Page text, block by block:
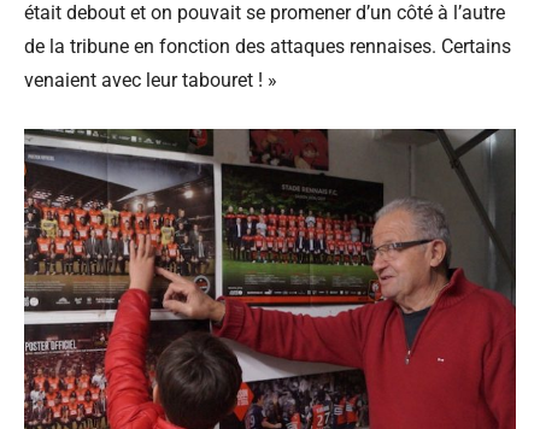
était debout et on pouvait se promener d’un côté à l’autre
de la tribune en fonction des attaques rennaises. Certains
venaient avec leur tabouret ! »